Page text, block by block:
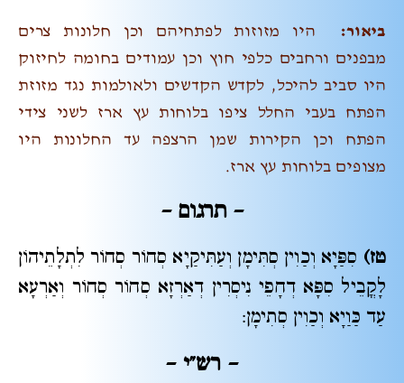
ביאור:
היו מזוזות לפתחיהם וכן חלונות צרים
מבפנים ורחבים כלפי חוץ וכן עמודים בחומה לחיזוק
היו סביב להיכל, לקדש הקדשים ולאולמות נגד מזוזת
הפתח בעבי החלל ציפו בלוחות עץ ארז לשני צידי
הפתח וכן הקירות שמן הרצפה עד החלונות היו
מצופים בלוחות עץ ארז.
– תרגום –
טז) סִפַּיָא וְכַוִין סְתִּימָן וְעַתִּיקַיָא סְחוֹר סְחוֹר לִתְלָתֵיהוֹן
לָקֳבֵיל סִפָּא דְחָפֵי נִיסְרִין דְאַרְזָא סְחוֹר סְחוֹר וְאַרְעָא
עַד כַּוַיָא וְכַוִין סְתִימָן:
– רש"י –